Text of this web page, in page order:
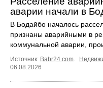
аварии начали в
В Бодайбо началось
признаны аварийными в
коммунальной аварии,
Источник: Babr24.com
06.08.2026